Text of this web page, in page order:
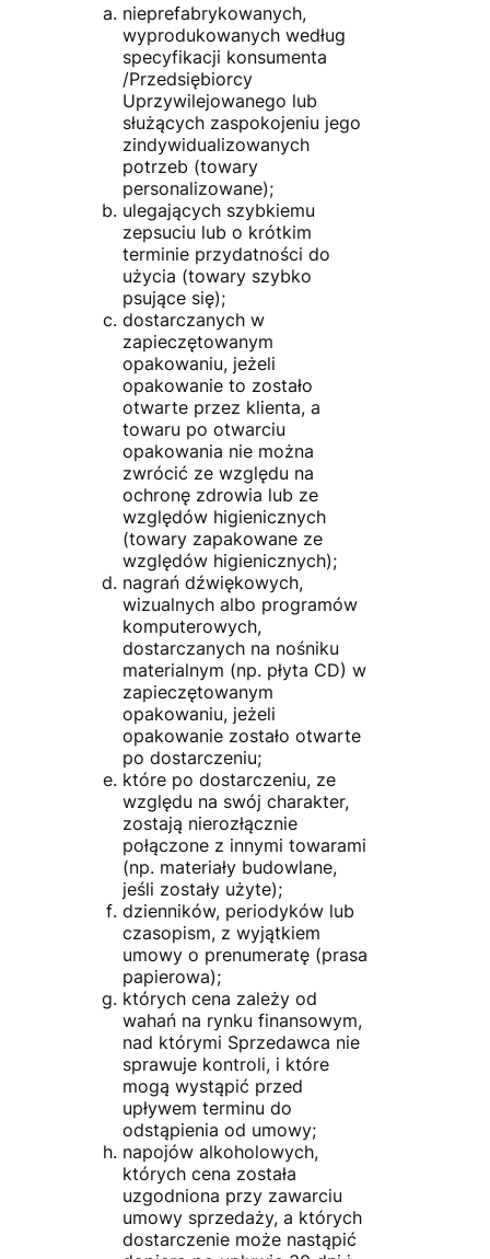
nieprefabrykowanych,
wyprodukowanych według
specyfikacji konsumenta
/Przedsiębiorcy
Uprzywilejowanego lub
służących zaspokojeniu jego
zindywidualizowanych
potrzeb (towary
personalizowane);
ulegających szybkiemu
zepsuciu lub o krótkim
terminie przydatności do
użycia (towary szybko
psujące się);
dostarczanych w
zapieczętowanym
opakowaniu, jeżeli
opakowanie to zostało
otwarte przez klienta, a
towaru po otwarciu
opakowania nie można
zwrócić ze względu na
ochronę zdrowia lub ze
względów higienicznych
(towary zapakowane ze
względów higienicznych);
nagrań dźwiękowych,
wizualnych albo programów
komputerowych,
dostarczanych na nośniku
materialnym (np. płyta CD) w
zapieczętowanym
opakowaniu, jeżeli
opakowanie zostało otwarte
po dostarczeniu;
które po dostarczeniu, ze
względu na swój charakter,
zostają nierozłącznie
połączone z innymi towarami
(np. materiały budowlane,
jeśli zostały użyte);
dzienników, periodyków lub
czasopism, z wyjątkiem
umowy o prenumeratę (prasa
papierowa);
których cena zależy od
wahań na rynku finansowym,
nad którymi Sprzedawca nie
sprawuje kontroli, i które
mogą wystąpić przed
upływem terminu do
odstąpienia od umowy;
napojów alkoholowych,
których cena została
uzgodniona przy zawarciu
umowy sprzedaży, a których
dostarczenie może nastąpić